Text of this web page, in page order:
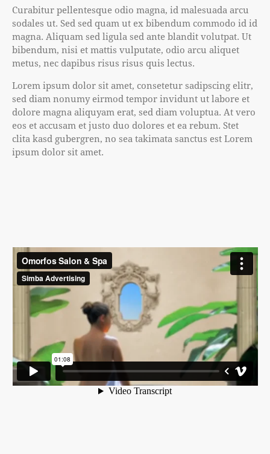
Curabitur pellentesque odio magna, id malesuada arcu
sodales ut. Sed sed quam ut ex bibendum commodo id id
magna. Aliquam sed ligula sed ante blandit volutpat. Ut
bibendum, nisi et mattis vulputate, odio arcu aliquet
metus, nec dapibus risus risus quis lectus.
Lorem ipsum dolor sit amet, consetetur sadipscing elitr,
sed diam nonumy eirmod tempor invidunt ut labore et
dolore magna aliquyam erat, sed diam voluptua. At vero
eos et accusam et justo duo dolores et ea rebum. Stet
clita kasd gubergren, no sea takimata sanctus est Lorem
ipsum dolor sit amet.